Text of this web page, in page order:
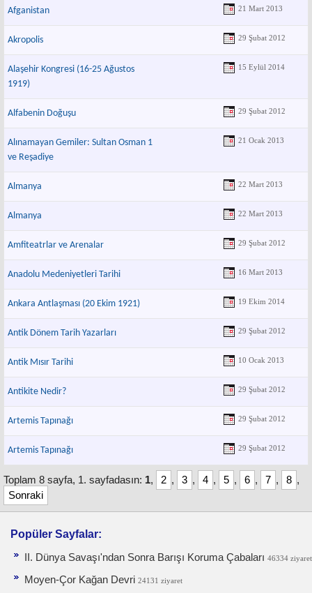
Afganistan 21 Mart 2013
Akropolis 29 Şubat 2012
Alaşehir Kongresi (16-25 Ağustos
1919)
15 Eylül 2014
Alfabenin Doğuşu 29 Şubat 2012
Alınamayan Gemiler: Sultan Osman 1
ve Reşadiye
21 Ocak 2013
Almanya 22 Mart 2013
Almanya 22 Mart 2013
Amfiteatrlar ve Arenalar 29 Şubat 2012
Anadolu Medeniyetleri Tarihi 16 Mart 2013
Ankara Antlaşması (20 Ekim 1921) 19 Ekim 2014
Antik Dönem Tarih Yazarları 29 Şubat 2012
Antik Mısır Tarihi 10 Ocak 2013
Antikite Nedir? 29 Şubat 2012
Artemis Tapınağı 29 Şubat 2012
Artemis Tapınağı 29 Şubat 2012
Toplam 8 sayfa, 1. sayfadasın: 1, 2 , 3 , 4 , 5 , 6 , 7 , 8 ,
Sonraki
Popüler Sayfalar:
II. Dünya Savaşı'ndan Sonra Barışı Koruma Ça­baları 46334 ziyaret
Moyen-Çor Kağan Devri 24131 ziyaret